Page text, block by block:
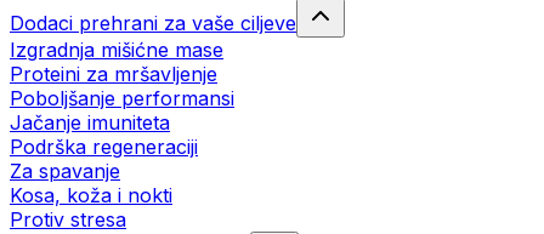
Dodaci prehrani za vaše ciljeve
Izgradnja mišićne mase
Proteini za mršavljenje
Poboljšanje performansi
Jačanje imuniteta
Podrška regeneraciji
Za spavanje
Kosa, koža i nokti
Protiv stresa